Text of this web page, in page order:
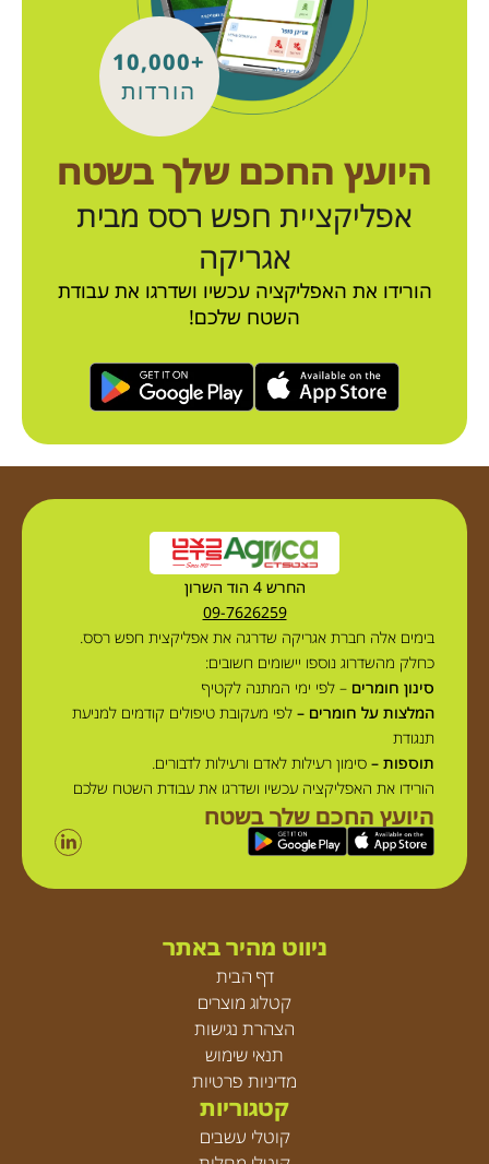
+10,000
הורדות
היועץ החכם שלך בשטח
אפליקציית חפש רסס מבית
אגריקה
הורידו את האפליקציה עכשיו ושדרגו את עבודת
השטח שלכם!
החרש 4 הוד השרון
09-7626259
בימים אלה חברת אגריקה שדרגה את אפליקצית חפש רסס.
כחלק מהשדרוג נוספו יישומים חשובים:
סינון חומרים – לפי ימי המתנה לקטיף
המלצות על חומרים – לפי מעקובת טיפולים קודמים למניעת
תנגודת
תוספות – סימון רעילות לאדם ורעילות לדבורים.
הורידו את האפליקציה עכשיו ושדרגו את עבודת השטח שלכם
היועץ החכם שלך בשטח
ניווט מהיר באתר
דף הבית
קטלוג מוצרים
הצהרת נגישות
תנאי שימוש
מדיניות פרטיות
קטגוריות
קוטלי עשבים